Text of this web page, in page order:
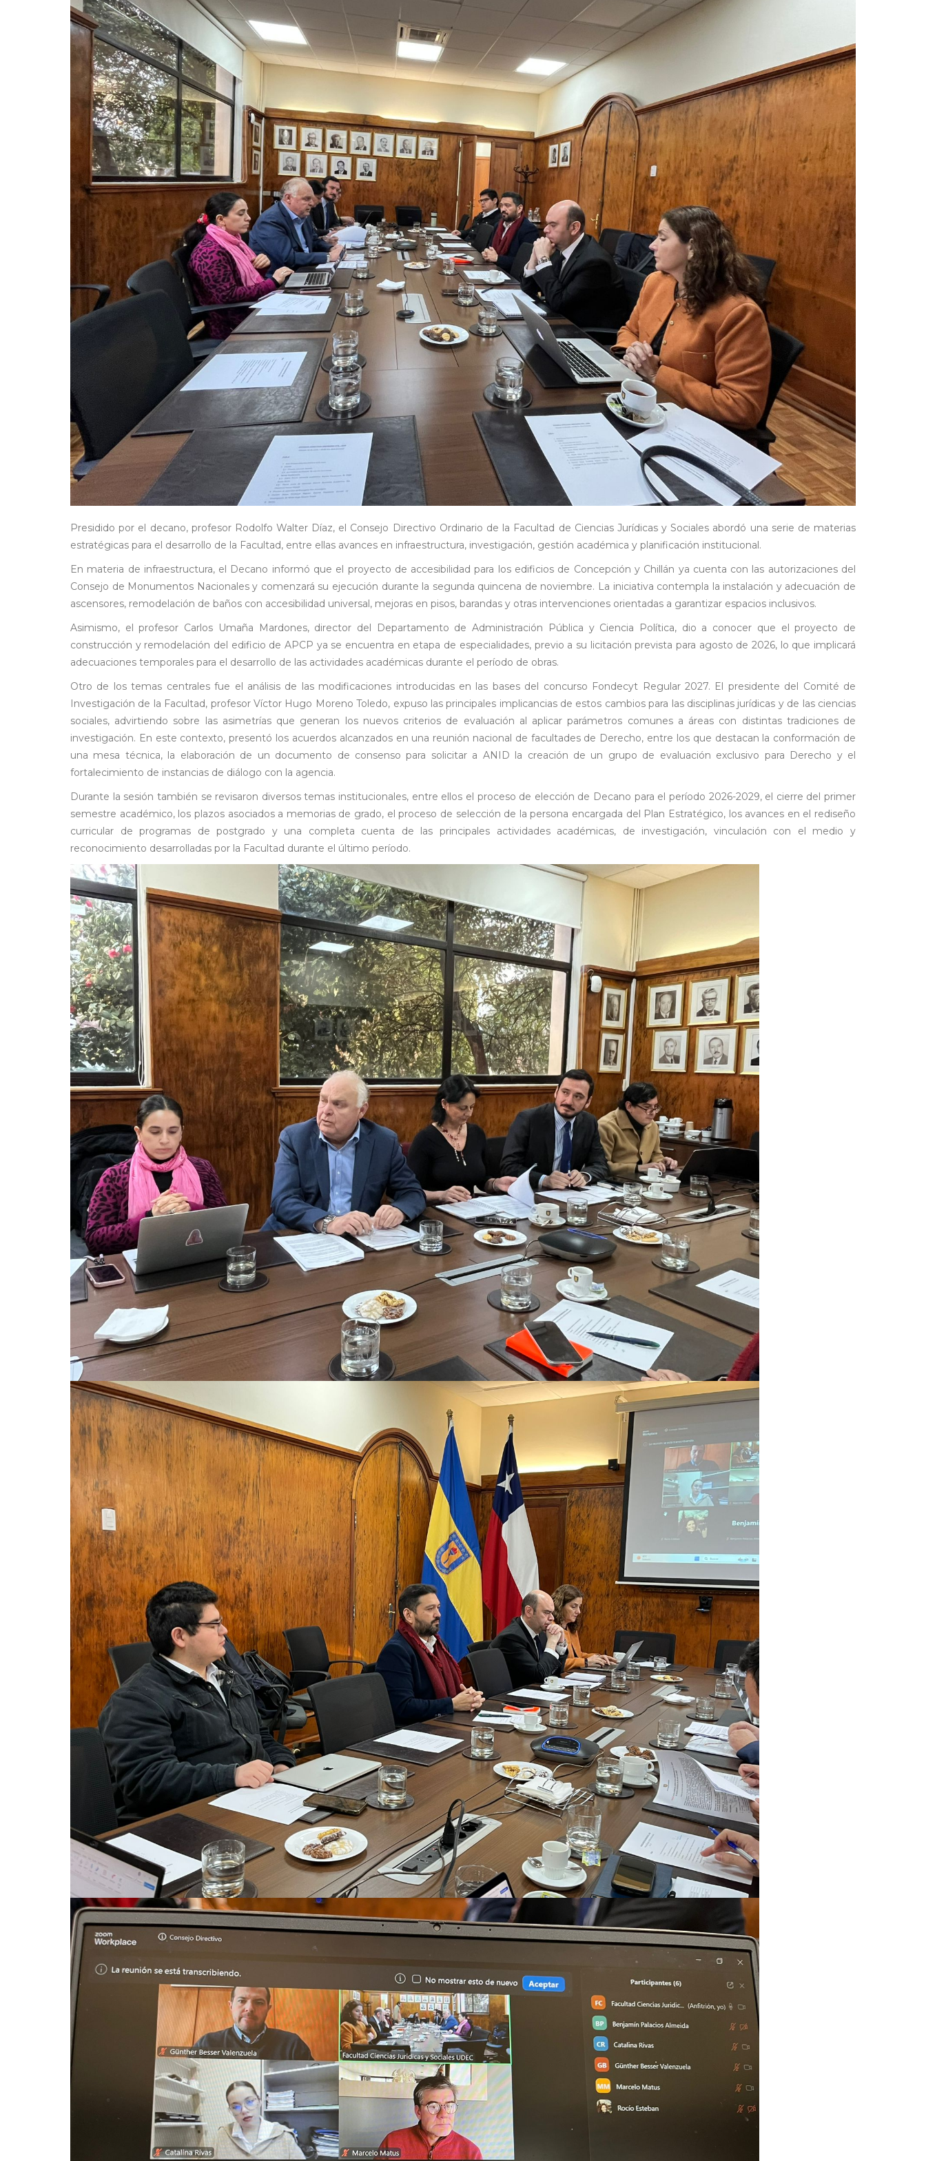
Presidido por el decano, profesor Rodolfo Walter Díaz, el Consejo Directivo Ordinario de la Facultad de Ciencias Jurídicas y Sociales abordó una serie de materias
estratégicas para el desarrollo de la Facultad, entre ellas avances en infraestructura, investigación, gestión académica y planificación institucional.
En materia de infraestructura, el Decano informó que el proyecto de accesibilidad para los edificios de Concepción y Chillán ya cuenta con las autorizaciones del
Consejo de Monumentos Nacionales y comenzará su ejecución durante la segunda quincena de noviembre. La iniciativa contempla la instalación y adecuación de
ascensores, remodelación de baños con accesibilidad universal, mejoras en pisos, barandas y otras intervenciones orientadas a garantizar espacios inclusivos.
Asimismo, el profesor Carlos Umaña Mardones, director del Departamento de Administración Pública y Ciencia Política, dio a conocer que el proyecto de
construcción y remodelación del edificio de APCP ya se encuentra en etapa de especialidades, previo a su licitación prevista para agosto de 2026, lo que implicará
adecuaciones temporales para el desarrollo de las actividades académicas durante el período de obras.
Otro de los temas centrales fue el análisis de las modificaciones introducidas en las bases del concurso Fondecyt Regular 2027. El presidente del Comité de
Investigación de la Facultad, profesor Víctor Hugo Moreno Toledo, expuso las principales implicancias de estos cambios para las disciplinas jurídicas y de las ciencias
sociales, advirtiendo sobre las asimetrías que generan los nuevos criterios de evaluación al aplicar parámetros comunes a áreas con distintas tradiciones de
investigación. En este contexto, presentó los acuerdos alcanzados en una reunión nacional de facultades de Derecho, entre los que destacan la conformación de
una mesa técnica, la elaboración de un documento de consenso para solicitar a ANID la creación de un grupo de evaluación exclusivo para Derecho y el
fortalecimiento de instancias de diálogo con la agencia.
Durante la sesión también se revisaron diversos temas institucionales, entre ellos el proceso de elección de Decano para el período 2026-2029, el cierre del primer
semestre académico, los plazos asociados a memorias de grado, el proceso de selección de la persona encargada del Plan Estratégico, los avances en el rediseño
curricular de programas de postgrado y una completa cuenta de las principales actividades académicas, de investigación, vinculación con el medio y
reconocimiento desarrolladas por la Facultad durante el último período.